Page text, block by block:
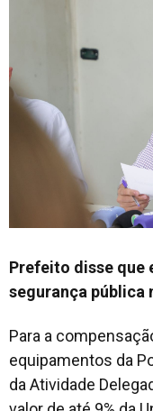
Prefeito disse que
segurança pública
Para a
equipamentos da
da Atividade